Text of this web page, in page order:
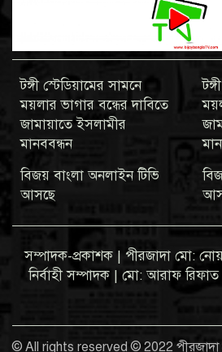
টঙ্গী স্টেডিয়ামের সামনে
ময়লার ভাগার বন্ধের দাবিতে
জামায়াতে ইসলামীর
মানববন্ধন
বিজয় বাংলা অনলাইন টিভি
আসছে
সম্পাদক-প্রকাশক | পীরজাদা মো:
নির্বাহী সম্পাদক | মো: আরাফ
© All rights reserved © 2022